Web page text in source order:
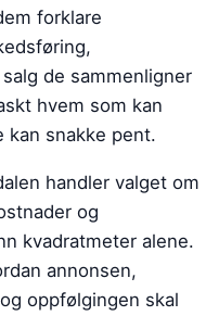
forklare
de sammenligner
hvem som kan
kan snakke pent.
handler valget om
og
kvadratmeter alene.
annonsen,
oppfølgingen skal